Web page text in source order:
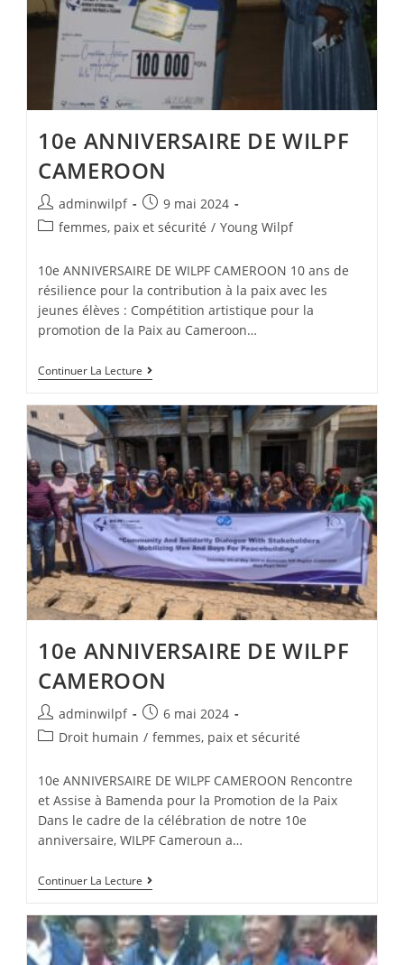
10e ANNIVERSAIRE DE WILPF
CAMEROON
adminwilpf
9 mai 2024
femmes, paix et sécurité / Young Wilpf
10e ANNIVERSAIRE DE WILPF CAMEROON 10 ans de
résilience pour la contribution à la paix avec les
jeunes élèves : Compétition artistique pour la
promotion de la Paix au Cameroon…
Continuer La Lecture
10e ANNIVERSAIRE DE WILPF
CAMEROON
adminwilpf
6 mai 2024
Droit humain / femmes, paix et sécurité
10e ANNIVERSAIRE DE WILPF CAMEROON Rencontre
et Assise à Bamenda pour la Promotion de la Paix
Dans le cadre de la célébration de notre 10e
anniversaire, WILPF Cameroun a…
Continuer La Lecture